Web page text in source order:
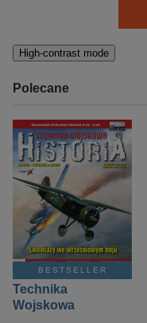
High-contrast mode
Polecane
BESTSELLER
Technika
Wojskowa